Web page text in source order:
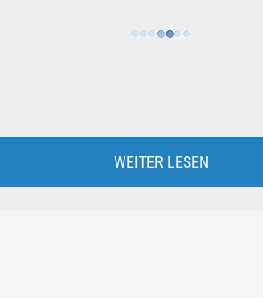
WEITER LESEN